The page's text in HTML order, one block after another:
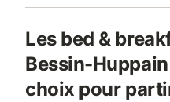
Les bed &
Bessin-
choix pour